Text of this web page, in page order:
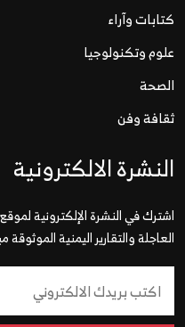
كتابات وآراء
علوم وتكنولوجيا
الصحة
ثقافة وفن
النشرة الالكترونية
اشترك في النشرة الإلكترونية
العاجلة والتقارير اليمنية